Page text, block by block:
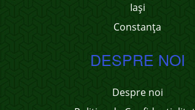
Iași
Constanța
DESPRE NOI
Despre noi